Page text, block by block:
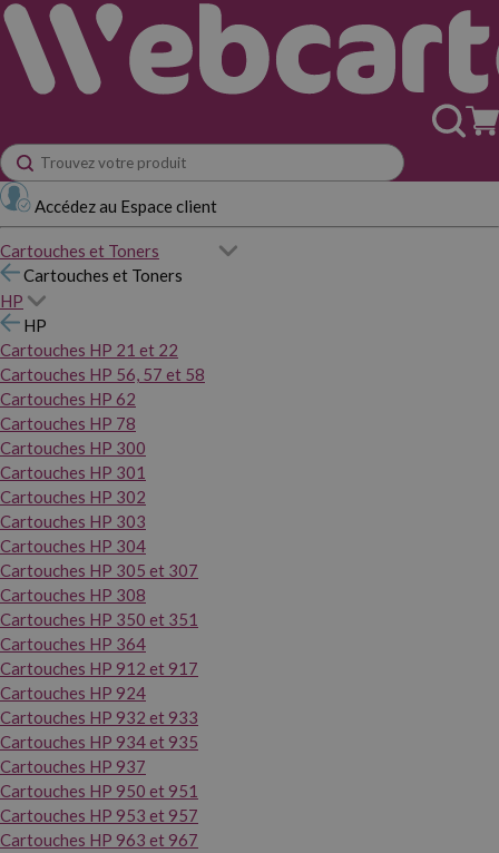
Accédez au Espace client
Cartouches et Toners
Cartouches et Toners
HP
HP
Cartouches HP 21 et 22
Cartouches HP 56, 57 et 58
Cartouches HP 62
Cartouches HP 78
Cartouches HP 300
Cartouches HP 301
Cartouches HP 302
Cartouches HP 303
Cartouches HP 304
Cartouches HP 305 et 307
Cartouches HP 308
Cartouches HP 350 et 351
Cartouches HP 364
Cartouches HP 912 et 917
Cartouches HP 924
Cartouches HP 932 et 933
Cartouches HP 934 et 935
Cartouches HP 937
Cartouches HP 950 et 951
Cartouches HP 953 et 957
Cartouches HP 963 et 967